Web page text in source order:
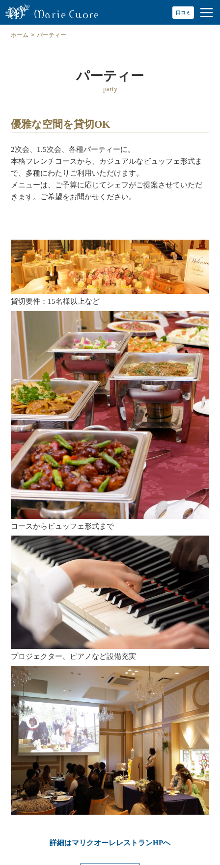
口コミ
ホーム > パーティー
パーティー
party
優雅な空間を貸切OK
2次会、1.5次会、各種パーティーに。
本格フレンチコースから、カジュアルなビュッフェ形式ま
で、多種にわたりご利用いただけます。
メニューは、ご予算に応じてシェフがご提案させていただ
きます。ご希望をお聞かせください。
貸切要件：15名様以上など
コースからビュッフェ形式まで
プロジェクター、ピアノなど設備充実
詳細はマリクオーレレストランHPへ